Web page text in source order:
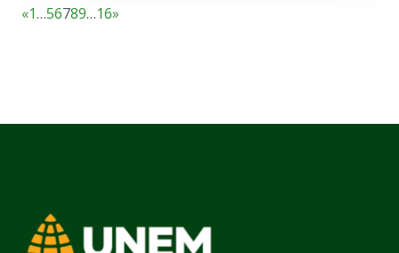
«1…56789…16»